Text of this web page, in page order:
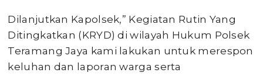
Dilanjutkan Kapolsek,” Kegiatan Rutin Yang
Ditingkatkan (KRYD) di wilayah Hukum Polsek
Teramang Jaya kami lakukan untuk merespon
keluhan dan laporan warga serta